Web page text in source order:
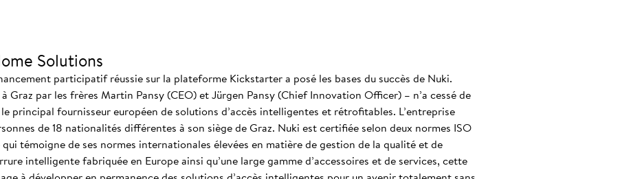
Solutions
participatif réussie sur la plateforme Kickstarter a posé les bases du succès de Nuki.
Graz par les frères Martin Pansy (CEO) et Jürgen Pansy (Chief Innovation Officer) – n’a cessé de
principal fournisseur européen de solutions d’accès intelligentes et rétrofitables. L’entreprise
de 18 nationalités différentes à son siège de Graz. Nuki est certifiée selon deux normes ISO
qui témoigne de ses normes internationales élevées en matière de gestion de la qualité et de
intelligente fabriquée en Europe ainsi qu’une large gamme d’accessoires et de services, cette